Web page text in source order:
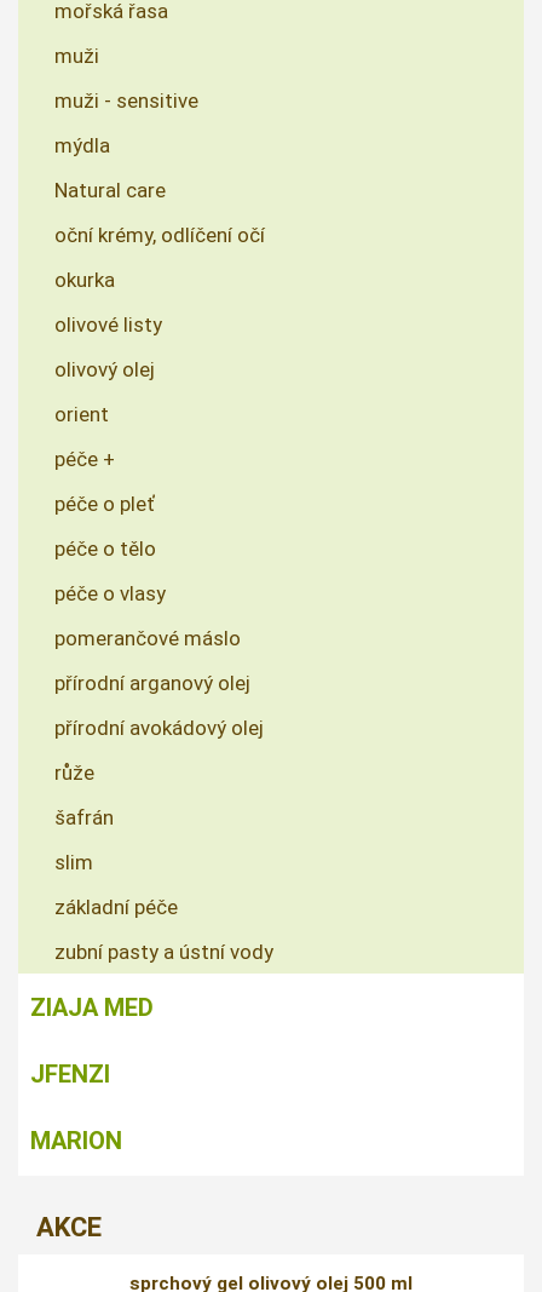
mořská řasa
muži
muži - sensitive
mýdla
Natural care
oční krémy, odlíčení očí
okurka
olivové listy
olivový olej
orient
péče +
péče o pleť
péče o tělo
péče o vlasy
pomerančové máslo
přírodní arganový olej
přírodní avokádový olej
růže
šafrán
slim
základní péče
zubní pasty a ústní vody
ZIAJA MED
JFENZI
MARION
AKCE
sprchový gel olivový olej 500 ml